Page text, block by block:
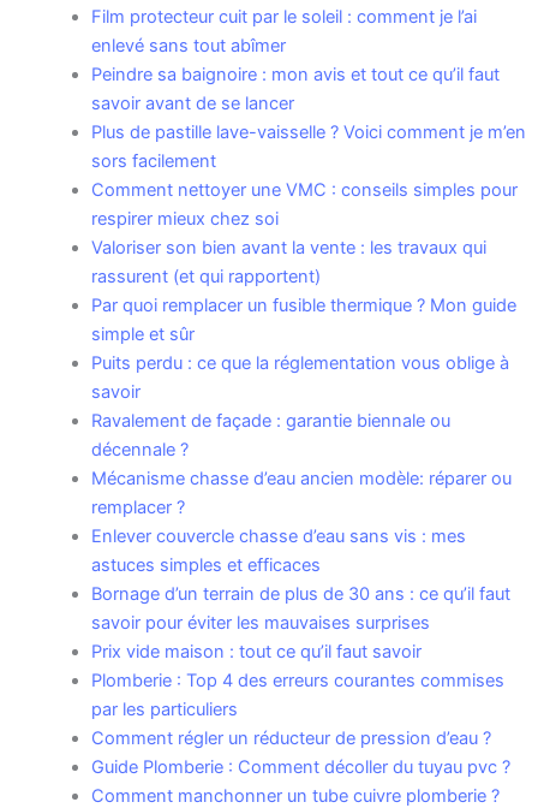
Film protecteur cuit par le soleil : comment je l’ai
enlevé sans tout abîmer
Peindre sa baignoire : mon avis et tout ce qu’il faut
savoir avant de se lancer
Plus de pastille lave-vaisselle ? Voici comment je m’en
sors facilement
Comment nettoyer une VMC : conseils simples pour
respirer mieux chez soi
Valoriser son bien avant la vente : les travaux qui
rassurent (et qui rapportent)
Par quoi remplacer un fusible thermique ? Mon guide
simple et sûr
Puits perdu : ce que la réglementation vous oblige à
savoir
Ravalement de façade : garantie biennale ou
décennale ?
Mécanisme chasse d’eau ancien modèle: réparer ou
remplacer ?
Enlever couvercle chasse d’eau sans vis : mes
astuces simples et efficaces
Bornage d’un terrain de plus de 30 ans : ce qu’il faut
savoir pour éviter les mauvaises surprises
Prix vide maison : tout ce qu’il faut savoir
Plomberie : Top 4 des erreurs courantes commises
par les particuliers
Comment régler un réducteur de pression d’eau ?
Guide Plomberie : Comment décoller du tuyau pvc ?
Comment manchonner un tube cuivre plomberie ?